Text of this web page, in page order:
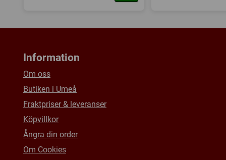
Information
Om oss
Butiken i Umeå
Fraktpriser & leveranser
Köpvillkor
Ångra din order
Om Cookies